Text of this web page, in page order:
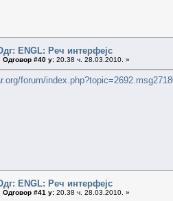
ENGL: Реч интерфејс
Одговор #40 у: 20.38 ч. 28.03.2010. »
forum/
ENGL: Реч интерфејс
Одговор #41 у: 20.38 ч. 28.03.2010. »